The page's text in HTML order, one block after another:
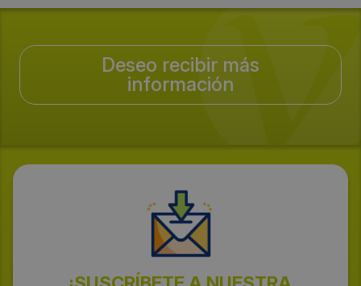
Deseo recibir más
información